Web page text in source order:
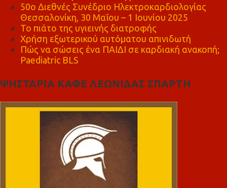
50ο Διεθνές Συνέδριο Ηλεκτροκαρδιολογίας
Θεσσαλονίκη, 30 Μαΐου – 1 Ιουνίου 2025
Το πιάτο της υγιεινής διατροφής
Χρήση εξωτερικού αυτόματου απινιδωτή
Πώς να σώσεις ένα ΠΑΙΔΙ σε καρδιακή ανακοπή;
Paediatric BLS
ΨΗΣΤΑΡΙΑ ΚΑΦΕ ΛΕΩΝΙΔΑΣ ΣΠΑΡΤΗ